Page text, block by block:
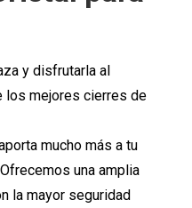
y disfrutarla al
los mejores cierres de
mucho más a tu
una amplia
la mayor seguridad